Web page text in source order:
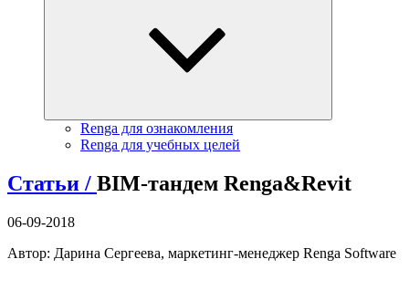
Renga для ознакомления
Renga для учебных целей
Статьи / BIM-тандем Renga&Revit
06-09-2018
Автор: Дарина Сергеева, маркетинг-менеджер Renga Software